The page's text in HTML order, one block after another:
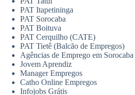
PAT Itapetininga
PAT Sorocaba
PAT Boituva
PAT Cerquilho (CATE)
PAT Tietê (Balcão de Empregos)
Agências de Emprego em Sorocaba
Jovem Aprendiz
Manager Empregos
Catho Online Empregos
Infojobs Grátis